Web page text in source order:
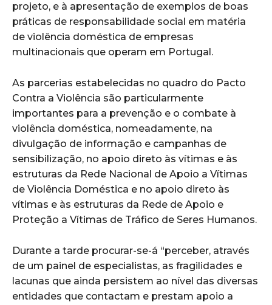
projeto, e à apresentação de exemplos de boas
práticas de responsabilidade social em matéria
de violência doméstica de empresas
multinacionais que operam em Portugal.
As parcerias estabelecidas no quadro do Pacto
Contra a Violência são particularmente
importantes para a prevenção e o combate à
violência doméstica, nomeadamente, na
divulgação de informação e campanhas de
sensibilização, no apoio direto às vítimas e às
estruturas da Rede Nacional de Apoio a Vítimas
de Violência Doméstica e no apoio direto às
vítimas e às estruturas da Rede de Apoio e
Proteção a Vítimas de Tráfico de Seres Humanos.
Durante a tarde procurar-se-á “perceber, através
de um painel de especialistas, as fragilidades e
lacunas que ainda persistem ao nível das diversas
entidades que contactam e prestam apoio a